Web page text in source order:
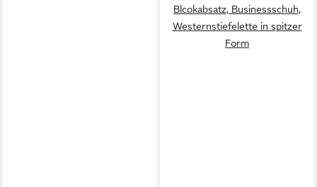
Blcokabsatz, Businessschuh,
Westernstiefelette in spitzer
Form